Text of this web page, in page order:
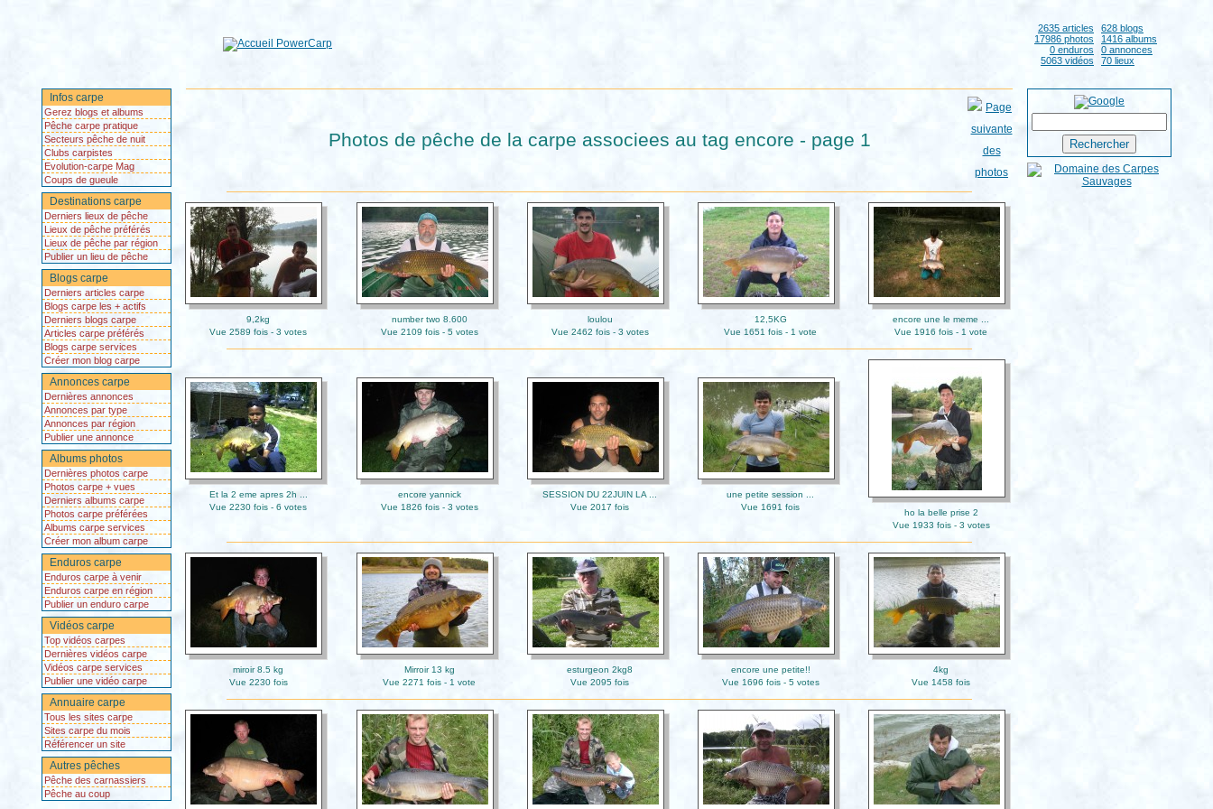
2635 articles
628 blogs
17986 photos
1416 albums
0 enduros
0 annonces
5063 vidéos
70 lieux
Infos carpe
Gerez blogs et albums
Pêche carpe pratique
Secteurs pêche de nuit
Clubs carpistes
Evolution-carpe Mag
Coups de gueule
Destinations carpe
Derniers lieux de pêche
Lieux de pêche préférés
Lieux de pêche par région
Publier un lieu de pêche
Blogs carpe
Derniers articles carpe
Blogs carpe les + actifs
Derniers blogs carpe
Articles carpe préférés
Blogs carpe services
Créer mon blog carpe
Annonces carpe
Dernières annonces
Annonces par type
Annonces par région
Publier une annonce
Albums photos
Dernières photos carpe
Photos carpe + vues
Derniers albums carpe
Photos carpe préférées
Albums carpe services
Créer mon album carpe
Enduros carpe
Enduros carpe à venir
Enduros carpe en région
Publier un enduro carpe
Vidéos carpe
Top vidéos carpes
Dernières vidéos carpe
Vidéos carpe services
Publier une vidéo carpe
Annuaire carpe
Tous les sites carpe
Sites carpe du mois
Référencer un site
Autres pêches
Pêche des carnassiers
Pêche au coup
Photos de pêche de la carpe associees au tag encore - page 1
9,2kg
Vue 2589 fois - 3 votes
number two 8.600
Vue 2109 fois - 5 votes
loulou
Vue 2462 fois - 3 votes
12,5KG
Vue 1651 fois - 1 vote
encore une le meme ...
Vue 1916 fois - 1 vote
Et la 2 eme apres 2h ...
Vue 2230 fois - 6 votes
encore yannick
Vue 1826 fois - 3 votes
SESSION DU 22JUIN LA ...
Vue 2017 fois
une petite session ...
Vue 1691 fois
ho la belle prise 2
Vue 1933 fois - 3 votes
miroir 8.5 kg
Vue 2230 fois
Mirroir 13 kg
Vue 2271 fois - 1 vote
esturgeon 2kg8
Vue 2095 fois
encore une petite!!
Vue 1696 fois - 5 votes
4kg
Vue 1458 fois